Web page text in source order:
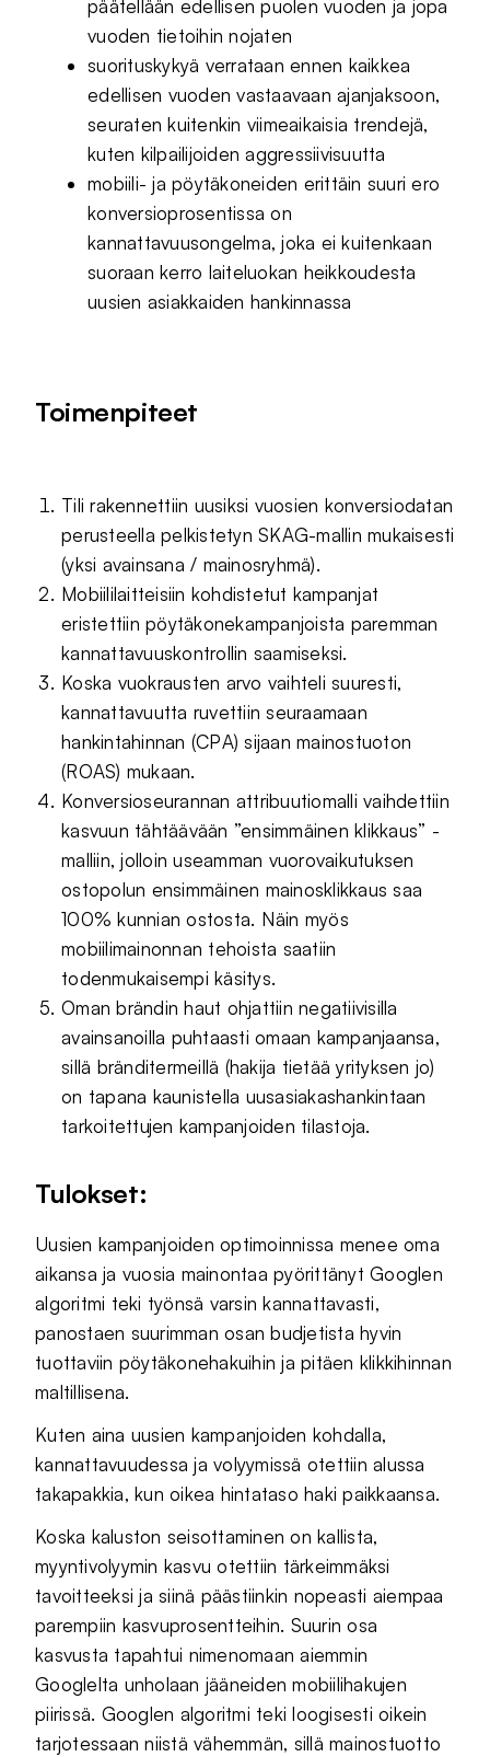
päätellään edellisen puolen vuoden ja jopa
vuoden tietoihin nojaten
suorituskykyä verrataan ennen kaikkea
edellisen vuoden vastaavaan ajanjaksoon,
seuraten kuitenkin viimeaikaisia trendejä,
kuten kilpailijoiden aggressiivisuutta
mobiili- ja pöytäkoneiden erittäin suuri ero
konversioprosentissa on
kannattavuusongelma, joka ei kuitenkaan
suoraan kerro laiteluokan heikkoudesta
uusien asiakkaiden hankinnassa
Toimenpiteet
Tili rakennettiin uusiksi vuosien konversiodatan
perusteella pelkistetyn SKAG-mallin mukaisesti
(yksi avainsana / mainosryhmä).
Mobiililaitteisiin kohdistetut kampanjat
eristettiin pöytäkonekampanjoista paremman
kannattavuuskontrollin saamiseksi.
Koska vuokrausten arvo vaihteli suuresti,
kannattavuutta ruvettiin seuraamaan
hankintahinnan (CPA) sijaan mainostuoton
(ROAS) mukaan.
Konversioseurannan attribuutiomalli vaihdettiin
kasvuun tähtäävään ”ensimmäinen klikkaus” -
malliin, jolloin useamman vuorovaikutuksen
ostopolun ensimmäinen mainosklikkaus saa
100% kunnian ostosta. Näin myös
mobiilimainonnan tehoista saatiin
todenmukaisempi käsitys.
Oman brändin haut ohjattiin negatiivisilla
avainsanoilla puhtaasti omaan kampanjaansa,
sillä bränditermeillä (hakija tietää yrityksen jo)
on tapana kaunistella uusasiakashankintaan
tarkoitettujen kampanjoiden tilastoja.
Tulokset:
Uusien kampanjoiden optimoinnissa menee oma
aikansa ja vuosia mainontaa pyörittänyt Googlen
algoritmi teki työnsä varsin kannattavasti,
panostaen suurimman osan budjetista hyvin
tuottaviin pöytäkonehakuihin ja pitäen klikkihinnan
maltillisena.
Kuten aina uusien kampanjoiden kohdalla,
kannattavuudessa ja volyymissä otettiin alussa
takapakkia, kun oikea hintataso haki paikkaansa.
Koska kaluston seisottaminen on kallista,
myyntivolyymin kasvu otettiin tärkeimmäksi
tavoitteeksi ja siinä päästiinkin nopeasti aiempaa
parempiin kasvuprosentteihin. Suurin osa
kasvusta tapahtui nimenomaan aiemmin
Googlelta unholaan jääneiden mobiilihakujen
piirissä. Googlen algoritmi teki loogisesti oikein
tarjotessaan niistä vähemmän, sillä mainostuotto